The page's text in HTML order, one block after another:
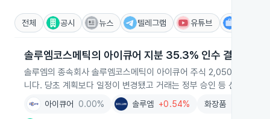
전체 공시 뉴스 텔레그램 유튜브
솔루엠코스메틱의 아이큐어 지분 35.3% 인수 결정
솔루엠의 종속회사 솔루엠코스메틱이 아이큐어 주식 2,050만
니다. 당초 계획보다 일정이 변경됐고 거래는 정부 승인 등 선행조건
아이큐어 0.00% 솔루엠 +0.54% 화장품